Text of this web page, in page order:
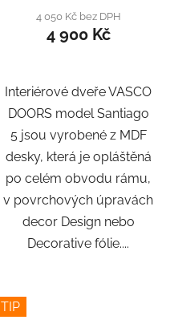
4 050 Kč bez DPH
4 900 Kč
Interiérové dveře VASCO
DOORS model Santiago
5 jsou vyrobené z MDF
desky, která je opláštěná
po celém obvodu rámu,
v povrchových úpravách
decor Design nebo
Decorative fólie....
TIP